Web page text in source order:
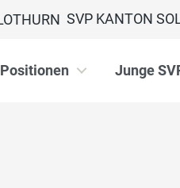
SVP KANTON
Positionen Junge